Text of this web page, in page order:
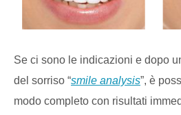
Se ci sono le indicazioni e dopo
del sorriso “smile analysis”, è
modo completo con risultati